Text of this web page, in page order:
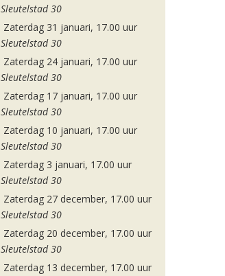
Sleutelstad 30
Zaterdag 31 januari, 17.00 uur
Sleutelstad 30
Zaterdag 24 januari, 17.00 uur
Sleutelstad 30
Zaterdag 17 januari, 17.00 uur
Sleutelstad 30
Zaterdag 10 januari, 17.00 uur
Sleutelstad 30
Zaterdag 3 januari, 17.00 uur
Sleutelstad 30
Zaterdag 27 december, 17.00 uur
Sleutelstad 30
Zaterdag 20 december, 17.00 uur
Sleutelstad 30
Zaterdag 13 december, 17.00 uur